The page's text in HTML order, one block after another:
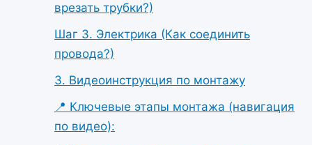
врезать трубки?)
Шаг 3. Электрика (Как соединить
провода?)
3. Видеоинструкция по монтажу
📍 Ключевые этапы монтажа (навигация
по видео):